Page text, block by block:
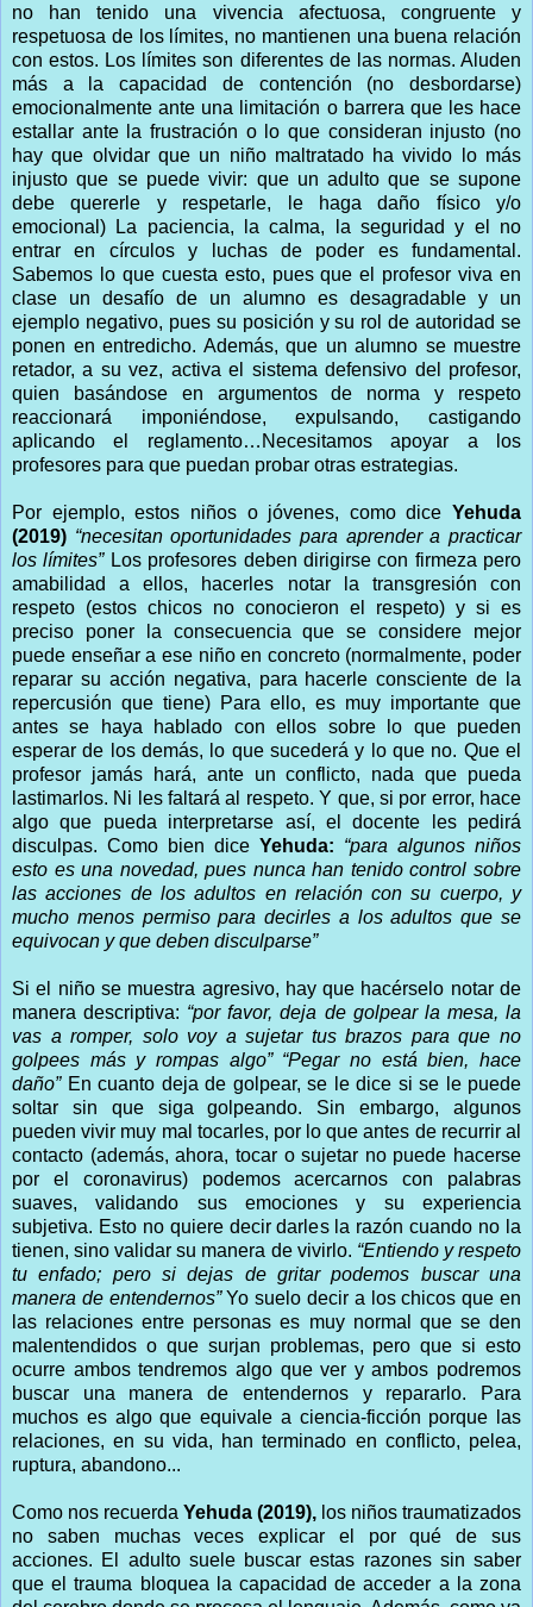
no han tenido una vivencia afectuosa, congruente y
respetuosa de los límites, no mantienen una buena relación
con estos. Los límites son diferentes de las normas. Aluden
más a la capacidad de contención (no desbordarse)
emocionalmente ante una limitación o barrera que les hace
estallar ante la frustración o lo que consideran injusto (no
hay que olvidar que un niño maltratado ha vivido lo más
injusto que se puede vivir: que un adulto que se supone
debe quererle y respetarle, le haga daño físico y/o
emocional) La paciencia, la calma, la seguridad y el no
entrar en círculos y luchas de poder es fundamental.
Sabemos lo que cuesta esto, pues que el profesor viva en
clase un desafío de un alumno es desagradable y un
ejemplo negativo, pues su posición y su rol de autoridad se
ponen en entredicho. Además, que un alumno se muestre
retador, a su vez, activa el sistema defensivo del profesor,
quien basándose en argumentos de norma y respeto
reaccionará imponiéndose, expulsando, castigando
aplicando el reglamento…Necesitamos apoyar a los
profesores para que puedan probar otras estrategias.
Por ejemplo, estos niños o jóvenes, como dice Yehuda
(2019) “necesitan oportunidades para aprender a practicar
los límites” Los profesores deben dirigirse con firmeza pero
amabilidad a ellos, hacerles notar la transgresión con
respeto (estos chicos no conocieron el respeto) y si es
preciso poner la consecuencia que se considere mejor
puede enseñar a ese niño en concreto (normalmente, poder
reparar su acción negativa, para hacerle consciente de la
repercusión que tiene) Para ello, es muy importante que
antes se haya hablado con ellos sobre lo que pueden
esperar de los demás, lo que sucederá y lo que no. Que el
profesor jamás hará, ante un conflicto, nada que pueda
lastimarlos. Ni les faltará al respeto. Y que, si por error, hace
algo que pueda interpretarse así, el docente les pedirá
disculpas. Como bien dice Yehuda: “para algunos niños
esto es una novedad, pues nunca han tenido control sobre
las acciones de los adultos en relación con su cuerpo, y
mucho menos permiso para decirles a los adultos que se
equivocan y que deben disculparse”
Si el niño se muestra agresivo, hay que hacérselo notar de
manera descriptiva: “por favor, deja de golpear la mesa, la
vas a romper, solo voy a sujetar tus brazos para que no
golpees más y rompas algo” “Pegar no está bien, hace
daño”En cuanto deja de golpear, se le dice si se le puede
soltar sin que siga golpeando. Sin embargo, algunos
pueden vivir muy mal tocarles, por lo que antes de recurrir al
contacto (además, ahora, tocar o sujetar no puede hacerse
por el coronavirus) podemos acercarnos con palabras
suaves, validando sus emociones y su experiencia
subjetiva. Esto no quiere decir darles la razón cuando no la
tienen, sino validar su manera de vivirlo. “Entiendo y respeto
tu enfado; pero si dejas de gritar podemos buscar una
manera de entendernos”Yo suelo decir a los chicos que en
las relaciones entre personas es muy normal que se den
malentendidos o que surjan problemas, pero que si esto
ocurre ambos tendremos algo que ver y ambos podremos
buscar una manera de entendernos y repararlo. Para
muchos es algo que equivale a ciencia-ficción porque las
relaciones, en su vida, han terminado en conflicto, pelea,
ruptura, abandono...
Como nos recuerda Yehuda (2019), los niños traumatizados
no saben muchas veces explicar el por qué de sus
acciones. El adulto suele buscar estas razones sin saber
que el trauma bloquea la capacidad de acceder a la zona